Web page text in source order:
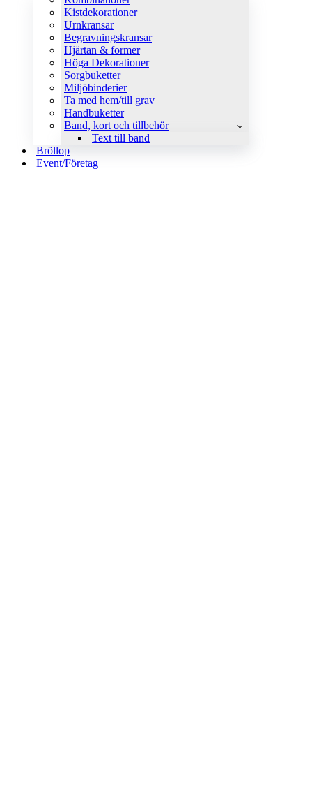
Kistdekorationer
Urnkransar
Begravningskransar
Hjärtan & former
Höga Dekorationer
Sorgbuketter
Miljöbinderier
Ta med hem/till grav
Handbuketter
Band, kort och tillbehör
Text till band
Bröllop
Event/Företag